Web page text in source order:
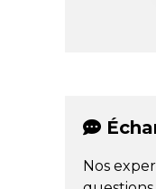
Nos